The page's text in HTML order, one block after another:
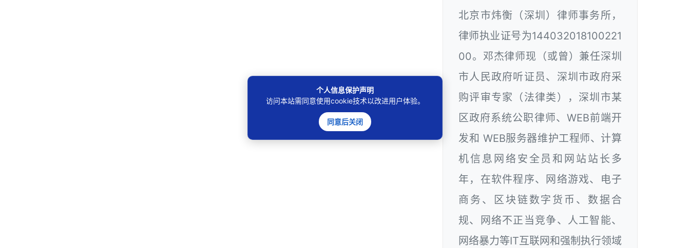
北京市炜衡（深圳）律师事务所，
律师执业证号为144032018100221
00。邓杰律师现（或曾）兼任深圳
市人民政府听证员、深圳市政府采
购评审专家（法律类），深圳市某
区政府系统公职律师、WEB前端开
发和 WEB服务器维护工程师、计算
机信息网络安全员和网站站长多
年，在软件程序、网络游戏、电子
商务、区块链数字货币、数据合
规、网络不正当竞争、人工智能、
网络暴力等IT互联网和强制执行领域
个人信息保护声明
访问本站需同意使用cookie技术以改进用户体验。
同意后关闭